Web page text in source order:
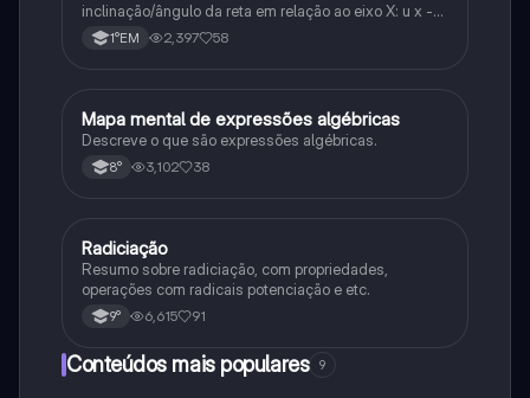
inclinação/ângulo da reta em relação ao eixo X: u x -
variável: a b → coeficiente linear (valor que corta o
eixo y).
1°EM 2,397 58
Matematica
Mapa mental de expressões algébricas
Descreve o que são expressões algébricas.
8° 3,102 38
Matematica
Radiciação
Resumo sobre radiciação, com propriedades,
operações com radicais potenciação e etc.
9° 6,615 91
Conteúdos mais populares 9